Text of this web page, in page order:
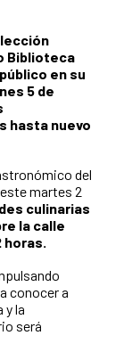
Biblioteca
en su
5 de
hasta nuevo
del
martes 2
culinarias
la calle
horas.
conocer a
y la
será